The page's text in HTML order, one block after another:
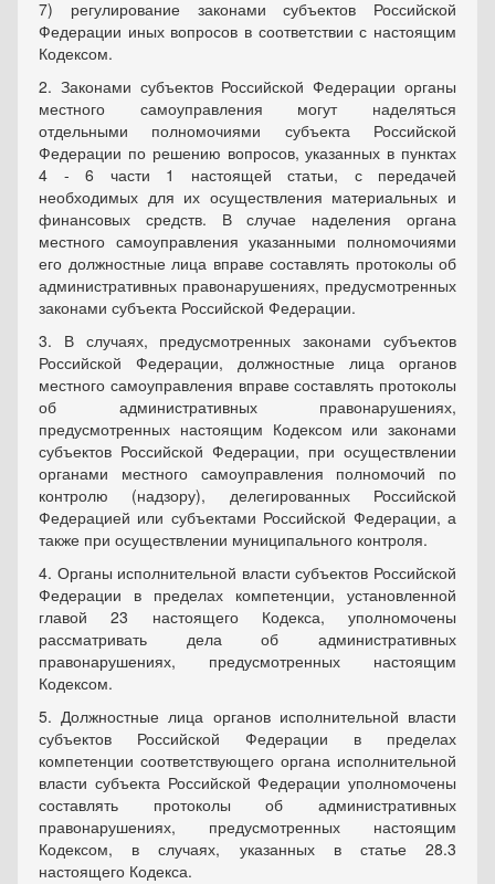
7) регулирование законами субъектов Российской
Федерации иных вопросов в соответствии с настоящим
Кодексом.
2. Законами субъектов Российской Федерации органы
местного самоуправления могут наделяться
отдельными полномочиями субъекта Российской
Федерации по решению вопросов, указанных в пунктах
4 - 6 части 1 настоящей статьи, с передачей
необходимых для их осуществления материальных и
финансовых средств. В случае наделения органа
местного самоуправления указанными полномочиями
его должностные лица вправе составлять протоколы об
административных правонарушениях, предусмотренных
законами субъекта Российской Федерации.
3. В случаях, предусмотренных законами субъектов
Российской Федерации, должностные лица органов
местного самоуправления вправе составлять протоколы
об административных правонарушениях,
предусмотренных настоящим Кодексом или законами
субъектов Российской Федерации, при осуществлении
органами местного самоуправления полномочий по
контролю (надзору), делегированных Российской
Федерацией или субъектами Российской Федерации, а
также при осуществлении муниципального контроля.
4. Органы исполнительной власти субъектов Российской
Федерации в пределах компетенции, установленной
главой 23 настоящего Кодекса, уполномочены
рассматривать дела об административных
правонарушениях, предусмотренных настоящим
Кодексом.
5. Должностные лица органов исполнительной власти
субъектов Российской Федерации в пределах
компетенции соответствующего органа исполнительной
власти субъекта Российской Федерации уполномочены
составлять протоколы об административных
правонарушениях, предусмотренных настоящим
Кодексом, в случаях, указанных в статье 28.3
настоящего Кодекса.